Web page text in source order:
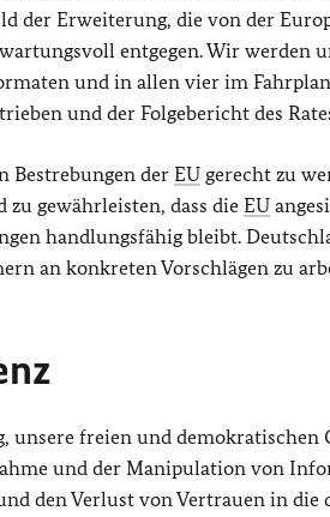
der Erweiterung, die von der
entgegen. Wir werden
und in allen vier im
und der Folgebericht des
Bestrebungen der EU gerecht zu
gewährleisten, dass die EU
handlungsfähig bleibt.
an konkreten Vorschlägen zu
unsere freien und demokratischen
und der Manipulation von
den Verlust von Vertrauen in